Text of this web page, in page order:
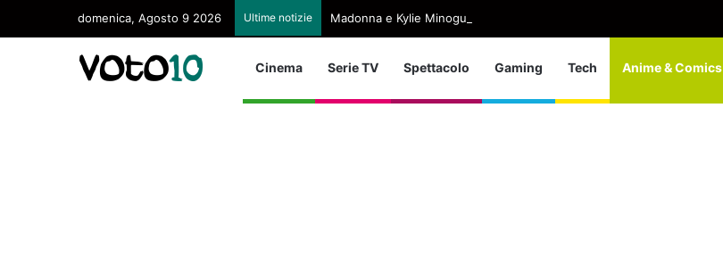
domenica, Agosto 9 2026 Ultime notizie Madonna e Kylie Minogue, uscito Love Sensation (Afterhours Mix)
Cinema Serie TV Spettacolo Gaming Tech Anime & Comics